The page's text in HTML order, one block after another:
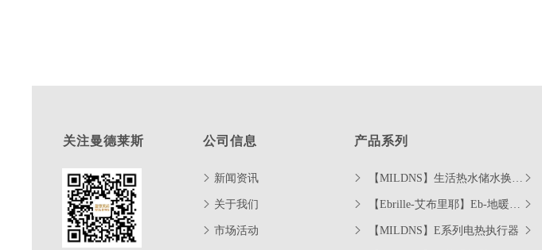
关注曼德莱斯 公司信息
新闻资讯
关于我们
市场活动
产品系列
【MILDNS】生活热水储水换热
水箱
制
【Ebrille-艾布里耶】Eb-地暖管
道系列
器
【MILDNS】E系列电热执行器